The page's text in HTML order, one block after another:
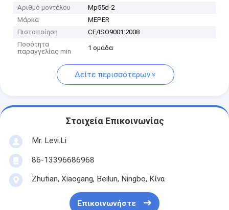
Αριθμό μοντέλου
Mp55d-2
Μάρκα
MEPER
Πιστοποίηση
CE/ISO9001:2008
Ποσότητα
παραγγελίας min
1 ομάδα
Δείτε περισσότερων
Στοιχεία Επικοινωνίας
Mr. Levi.Li
86-13396686968
Zhutian, Xiaogang, Beilun, Ningbo, Κίνα
Επικοινωνήστε